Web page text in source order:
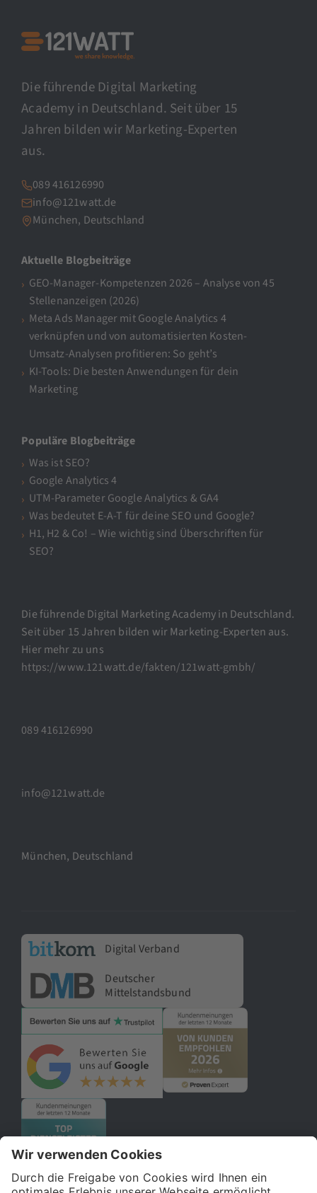
Die führende Digital Marketing
Academy in Deutschland. Seit über 15
Jahren bilden wir Marketing-Experten
aus.
089 416126990
info@121watt.de
München, Deutschland
Aktuelle Blogbeiträge
GEO-Manager-Kompetenzen 2026 – Analyse von 45
Stellenanzeigen (2026)
Meta Ads Manager mit Google Analytics 4
verknüpfen und von automatisierten Kosten-
Umsatz-Analysen profitieren: So geht’s
KI-Tools: Die besten Anwendungen für dein
Marketing
Populäre Blogbeiträge
Was ist SEO?
Google Analytics 4
UTM-Parameter Google Analytics & GA4
Was bedeutet E-A-T für deine SEO und Google?
H1, H2 & Co! – Wie wichtig sind Überschriften für
SEO?
Die führende Digital Marketing Academy in Deutschland.
Seit über 15 Jahren bilden wir Marketing-Experten aus.
Hier mehr zu uns
https://www.121watt.de/fakten/121watt-gmbh/
089 416126990
info@121watt.de
München, Deutschland
Digital Verband
Deutscher
Mittelstandsbund